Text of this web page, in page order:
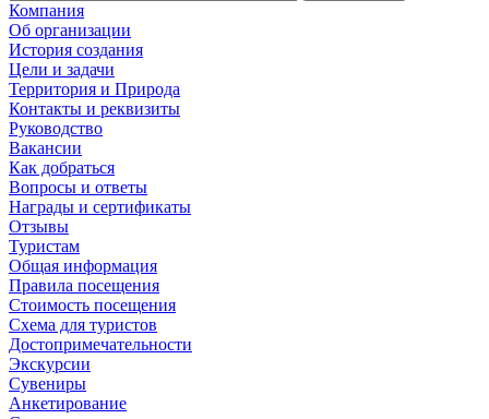
Компания
Об организации
История создания
Цели и задачи
Территория и Природа
Контакты и реквизиты
Руководство
Вакансии
Как добраться
Вопросы и ответы
Награды и сертификаты
Отзывы
Туристам
Общая информация
Правила посещения
Стоимость посещения
Схема для туристов
Достопримечательности
Экскурсии
Сувениры
Анкетирование